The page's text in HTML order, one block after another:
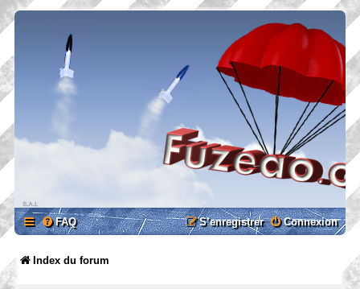
FAQ Connexion
S’enregistrer
Index du forum